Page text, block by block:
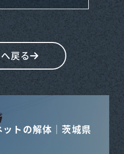
戻る
トの解体｜茨城県